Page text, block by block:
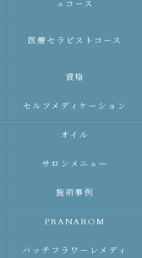
ュコース
医療セラピストコース
資格
セルフメディケーション
オイル
サロンメニュー
施術事例
PRANAROM
バッチフラワーレメディ